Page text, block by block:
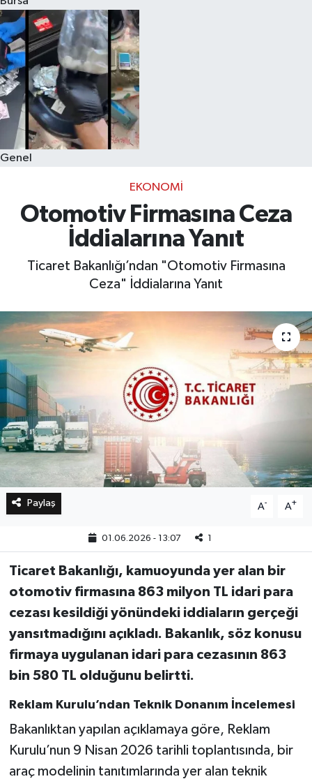
Genel
EKONOMI
Otomotiv Firmasına Ceza
İddialarına Yanıt
Ticaret Bakanlığı’ndan "Otomotiv Firmasına
Ceza" İddialarına Yanıt
Paylaş A- A+
01.06.2026 - 13:07 1
Ticaret Bakanlığı, kamuoyunda yer alan bir
otomotiv firmasına 863 milyon TL idari para
cezası kesildiği yönündeki iddiaların gerçeği
yansıtmadığını açıkladı. Bakanlık, söz konusu
firmaya uygulanan idari para cezasının 863
bin 580 TL olduğunu belirtti.
Reklam Kurulu’ndan Teknik Donanım İncelemesi
Bakanlıktan yapılan açıklamaya göre, Reklam
Kurulu’nun 9 Nisan 2026 tarihli toplantısında, bir
araç modelinin tanıtımlarında yer alan teknik
Eğitim
Sağlık
Dünya
Magazin
Kültür & Sanat
Teknoloji
Bilim
Genel
Bilim, Teknoloji